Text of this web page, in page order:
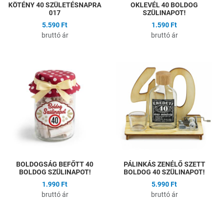
KÖTÉNY 40 SZÜLETÉSNAPRA
017
5.590 Ft
bruttó ár
OKLEVÉL 40 BOLDOG
SZÜLINAPOT!
1.590 Ft
bruttó ár
Hozzáadás a kívánságlistához
Összehasonlítás
BOLDOGSÁG BEFŐTT 40
BOLDOG SZÜLINAPOT!
1.990 Ft
bruttó ár
PÁLINKÁS ZENÉLŐ SZETT
BOLDOG 40 SZÜLINAPOT!
5.990 Ft
bruttó ár